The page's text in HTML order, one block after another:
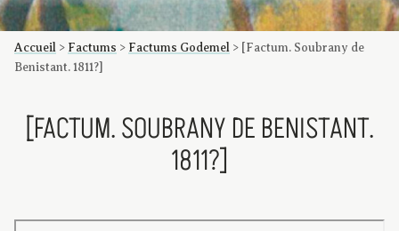
FACTUMS
Les factums à la BU
Présentation du corpus de factums de la collection Marie
Bibliographie
Glossaire
Index de recherche
Accueil > Factums > Factums Godemel > [Factum. Soubrany de
Benistant. 1811?]
[FACTUM. SOUBRANY DE BENISTANT.
1811?]